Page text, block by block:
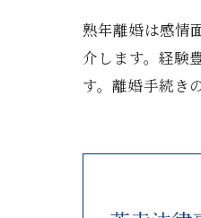
熟年離婚は感情
介します。経験
す。離婚手続き